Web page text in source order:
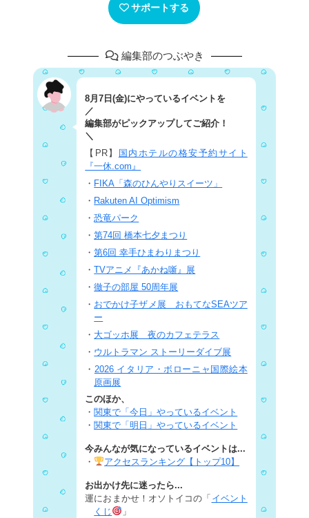
サポートする
編集部のつぶやき
8月7日(金)にやっているイベントを
／
編集部がピックアップしてご紹介！
＼
【PR】
国内ホテルの格安予約サイト
『一休.com』
・ FIKA「森のひんやりスイーツ」
・ Rakuten AI Optimism
・恐竜パーク
・第74回 橋本七夕まつり
・第6回 幸手ひまわりまつり
・TVアニメ『あかね噺』展
・徹子の部屋 50周年展
・ おでかけ子ザメ展 おもてなSEAツア
ー
・ 大ゴッホ展 夜のカフェテラス
・ ウルトラマン ストーリーダイブ展
・ 2026 イタリア・ボローニャ国際絵本
原画展
このほか、
・ 関東で「今日」やっているイベント
・ 関東で「明日」やっているイベント
今みんなが気になっているイベントは...
・
アクセスランキング【トップ10】
お出かけ先に迷ったら...
運におまかせ！オソトイコの「 イベント
くじ
」